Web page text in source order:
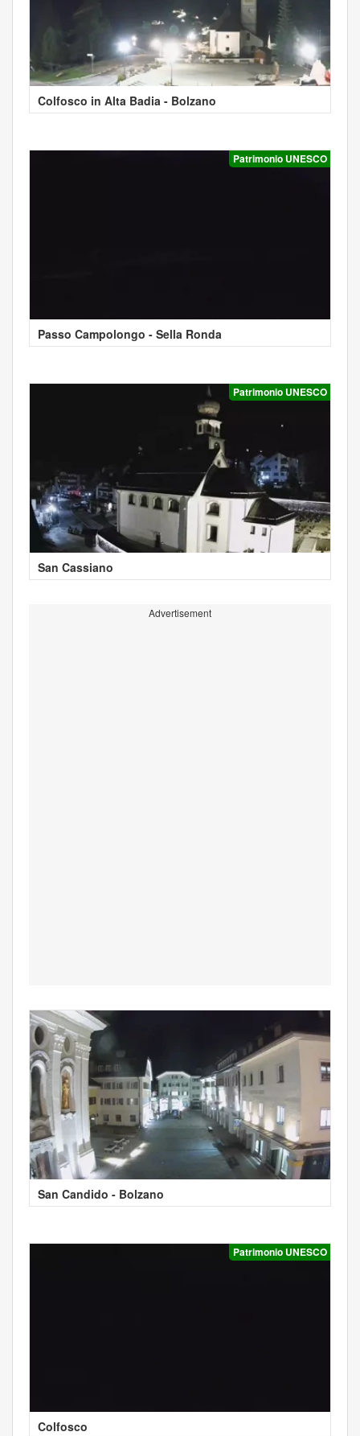
Colfosco in Alta Badia - Bolzano
Patrimonio UNESCO
Passo Campolongo - Sella Ronda
Patrimonio UNESCO
San Cassiano
Advertisement
San Candido - Bolzano
Patrimonio UNESCO
Colfosco